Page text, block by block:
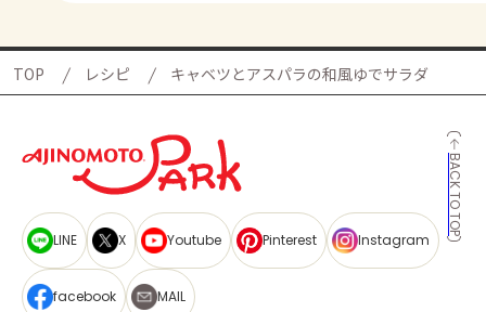
TOP レシピ キャベツとアスパラの和風ゆでサラダ
BACK TO TOP
LINE X Youtube Pinterest Instagram
facebook MAIL